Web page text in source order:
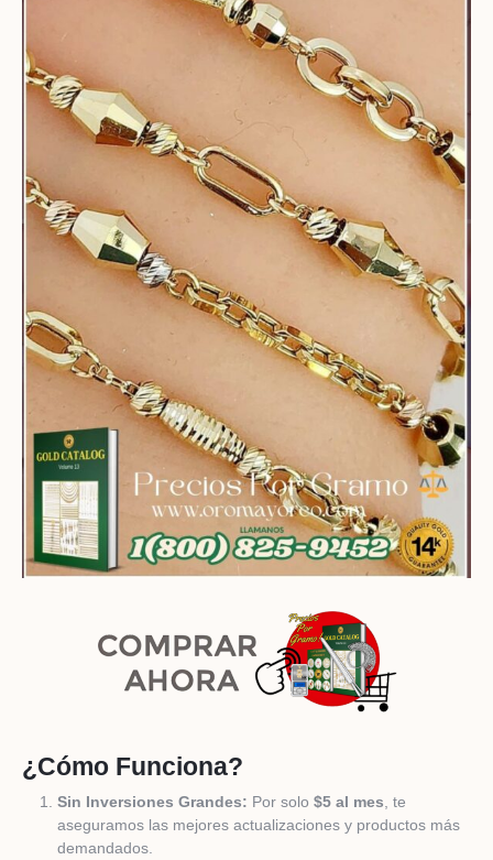
¿Cómo Funciona?
Sin Inversiones Grandes: Por solo $5 al mes , te
aseguramos las mejores actualizaciones y productos más
demandados.